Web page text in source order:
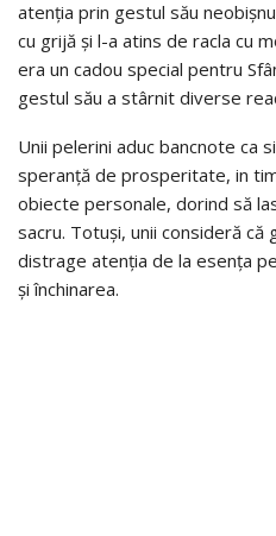
atenția prin gestul său
cu grijă și l-a atins de racla cu
era un cadou special pentru
gestul său a stârnit diverse
Unii pelerini aduc bancnote ca
speranță de prosperitate, in
obiecte personale, dorind să
sacru. Totuși, unii consideră
distrage atenția de la esența
și închinarea.